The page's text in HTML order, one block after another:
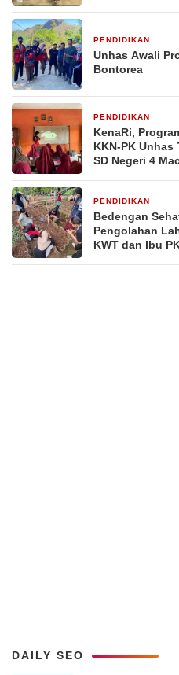
PENDIDIKAN
Unhas Awali
Bontorea
PENDIDIKAN
KenaRi,
KKN-PK
SD Negeri 4
PENDIDIKAN
Bedengan
Pengolahan
KWT dan Ibu
DAILY SEO